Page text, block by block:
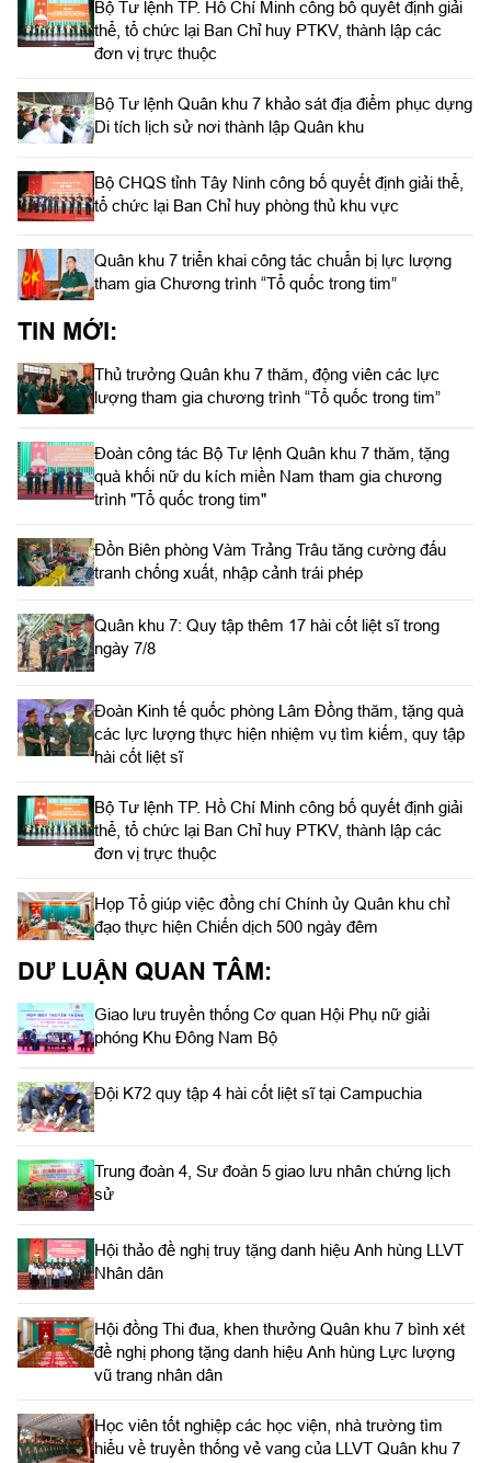
Bộ Tư lệnh TP. Hồ Chí Minh công bố quyết định giải
thể, tổ chức lại Ban Chỉ huy PTKV, thành lập các
đơn vị trực thuộc
Bộ Tư lệnh Quân khu 7 khảo sát địa điểm phục dựng
Di tích lịch sử nơi thành lập Quân khu
Bộ CHQS tỉnh Tây Ninh công bố quyết định giải thể,
tổ chức lại Ban Chỉ huy phòng thủ khu vực
Quân khu 7 triển khai công tác chuẩn bị lực lượng
tham gia Chương trình “Tổ quốc trong tim”
TIN MỚI:
Thủ trưởng Quân khu 7 thăm, động viên các lực
lượng tham gia chương trình “Tổ quốc trong tim”
Đoàn công tác Bộ Tư lệnh Quân khu 7 thăm, tặng
quà khối nữ du kích miền Nam tham gia chương
trình "Tổ quốc trong tim"
Đồn Biên phòng Vàm Trảng Trâu tăng cường đấu
tranh chống xuất, nhập cảnh trái phép
Quân khu 7: Quy tập thêm 17 hài cốt liệt sĩ trong
ngày 7/8
Đoàn Kinh tế quốc phòng Lâm Đồng thăm, tặng quà
các lực lượng thực hiện nhiệm vụ tìm kiếm, quy tập
hài cốt liệt sĩ
Bộ Tư lệnh TP. Hồ Chí Minh công bố quyết định giải
thể, tổ chức lại Ban Chỉ huy PTKV, thành lập các
đơn vị trực thuộc
Họp Tổ giúp việc đồng chí Chính ủy Quân khu chỉ
đạo thực hiện Chiến dịch 500 ngày đêm
DƯ LUẬN QUAN TÂM:
Giao lưu truyền thống Cơ quan Hội Phụ nữ giải
phóng Khu Đông Nam Bộ
Đội K72 quy tập 4 hài cốt liệt sĩ tại Campuchia
Trung đoàn 4, Sư đoàn 5 giao lưu nhân chứng lịch
sử
Hội thảo đề nghị truy tặng danh hiệu Anh hùng LLVT
Nhân dân
Hội đồng Thi đua, khen thưởng Quân khu 7 bình xét
đề nghị phong tặng danh hiệu Anh hùng Lực lượng
vũ trang nhân dân
Học viên tốt nghiệp các học viện, nhà trường tìm
hiểu về truyền thống vẻ vang của LLVT Quân khu 7